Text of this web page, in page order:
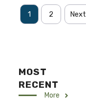
1 2 Next
MOST
RECENT
More